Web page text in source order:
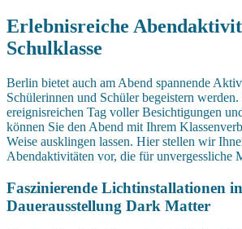
Erlebnisreiche
Schulklasse
Berlin bietet auch am Abend spannende
Schülerinnen und Schüler begeistern
ereignisreichen Tag voller Besichtigungen
können Sie den Abend mit Ihrem
Weise ausklingen lassen. Hier stellen wir
Abendaktivitäten vor, die für unvergessliche
Faszinierende Lichtinstallationen
Dauerausstellung Dark Matter